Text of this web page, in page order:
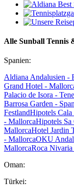
Alle Sunball Tennis
Spanien:
Aldiana Andalusien -
Grand Hotel -
Palacio de Isora -
Barrosa Garden -
FestlandHipotels
- MallorcaHipotels Sa
MallorcaHotel Jardin
- MallorcaOKU
MallorcaRoca
Oman:
Türkei: